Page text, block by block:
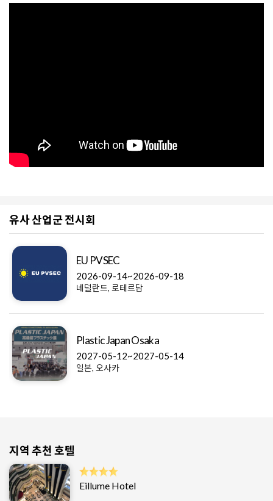
유사 산업군 전시회
EU PVSEC
2026-09-14~2026-09-18
네덜란드, 로테르담
Plastic Japan Osaka
2027-05-12~2027-05-14
일본, 오사카
지역 추천 호텔
Eillume Hotel